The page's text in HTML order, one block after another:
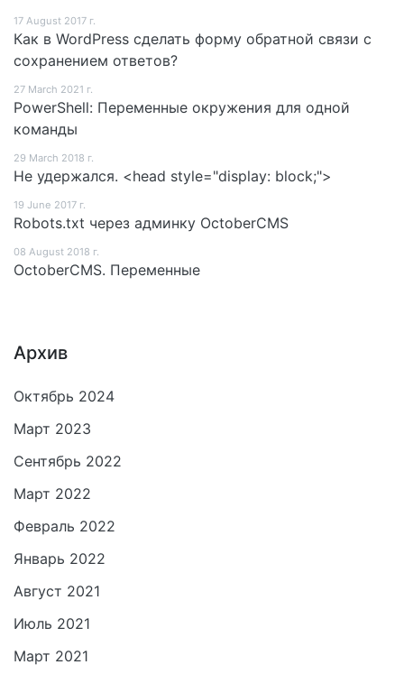
17 August 2017 г.
Как в WordPress сделать форму обратной связи с
сохранением ответов?
27 March 2021 г.
PowerShell: Переменные окружения для одной
команды
29 March 2018 г.
Не удержался. <head style="display: block;">
19 June 2017 г.
Robots.txt через админку OctoberCMS
08 August 2018 г.
OctoberCMS. Переменные
Архив
Октябрь 2024
Март 2023
Сентябрь 2022
Март 2022
Февраль 2022
Январь 2022
Август 2021
Июль 2021
Март 2021